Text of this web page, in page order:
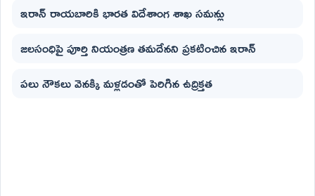
ఇరాన్ రాయబారికి భారత విదేశాంగ శాఖ సమన్లు
జలసంధిపై పూర్తి నియంత్రణ తమదేనని ప్రకటించిన ఇరాన్
పలు నౌకలు వెనక్కి మళ్లడంతో పెరిగిన ఉద్రిక్తత